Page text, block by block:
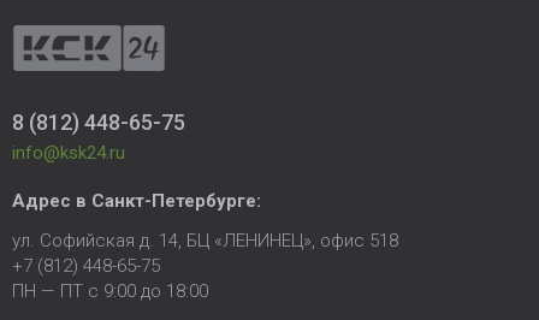
8 (812) 448-65-75
info@ksk24.ru
Адрес в Санкт-Петербурге:
ул. Софийская д. 14, БЦ «ЛЕНИНЕЦ», офис 518
+7 (812) 448-65-75
ПН — ПТ с 9:00 до 18:00